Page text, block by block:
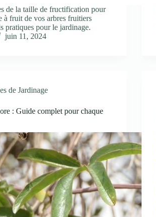
de la taille de fructification pour
à fruit de vos arbres fruitiers
pratiques pour le jardinage.
juin 11, 2024
de Jardinage
: Guide complet pour chaque